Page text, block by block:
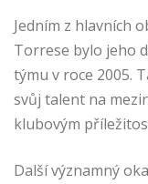
Jedním z hlavních
Torrese bylo jeho
týmu v roce 2005.
svůj talent na
klubovým
Další významný